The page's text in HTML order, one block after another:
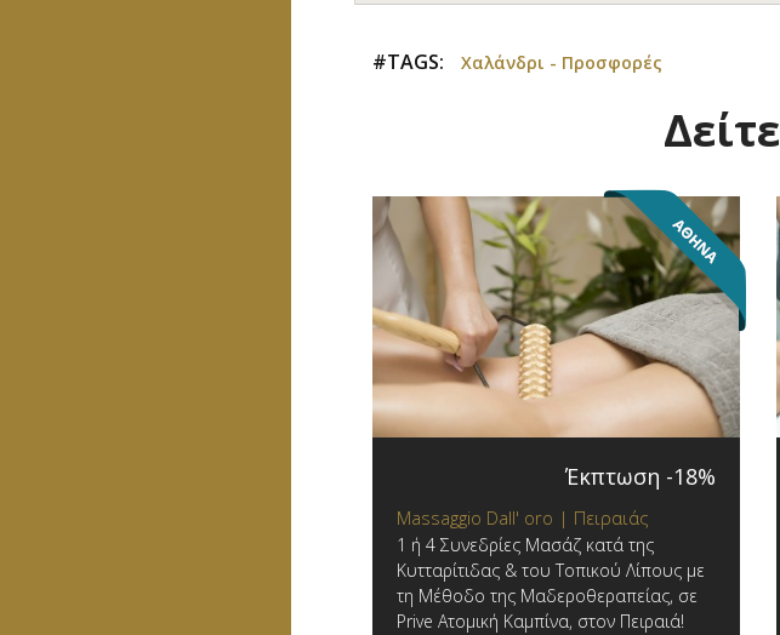
#TAGS: Χαλάνδρι - Προσφορές
Έκπτωση -18%
Massaggio Dall' oro | Πειραιάς
1 ή 4 Συνεδρίες Μασάζ κατά της
Κυτταρίτιδας & του Τοπικού Λίπους με
τη Μέθοδο της Μαδεροθεραπείας, σε
Prive Ατομική Καμπίνα, στον Πειραιά!